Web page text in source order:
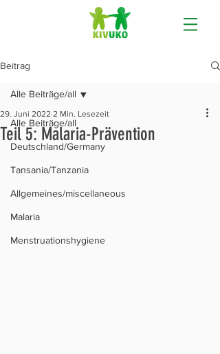
Beitrag
Alle Beiträge/all
Deutschland/Germany
Tansania/Tanzania
Allgemeines/miscellaneous
Malaria
Menstruationshygiene
Alle Beiträge/all
Teil 5: Malaria-Prävention
29. Juni 2022 2 Min. Lesezeit